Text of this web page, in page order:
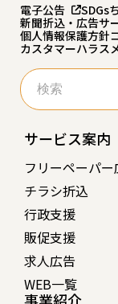
電子公告 SDGs
新聞折込・広告サ
個人情報保護方針
カスタマーハラス
検
索:
サービス案内
フリーペーパー
チラシ折込
行政支援
販促支援
求人広告
WEB一覧
事業紹介